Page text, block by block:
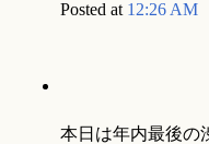
Posted at 12:26 AM
本日は年内最後の